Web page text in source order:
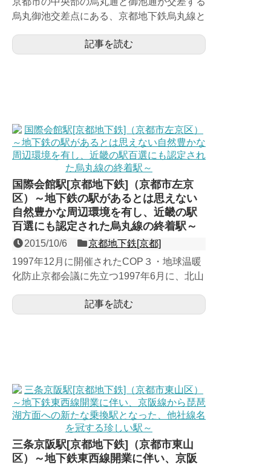
烏丸御池交差点にある、京都地下鉄烏丸線と
駅。1981年の烏丸...記事を読む
国際会館駅[京都地下鉄]（京都市左京
区）～地下鉄の駅があるとは思えない
自然豊かな周辺環境を有し、近畿の駅
百選にも認定された烏丸線の終着駅～
2015/10/6
京都地下鉄[京都]
1997年12月に開催されたCOP３・地球温暖
化防止京都会議に先立つ1997年6月に、北山
記事を読む
三条京阪駅[京都地下鉄]（京都市東山
区）～地下鉄東西線開業に伴い、京阪